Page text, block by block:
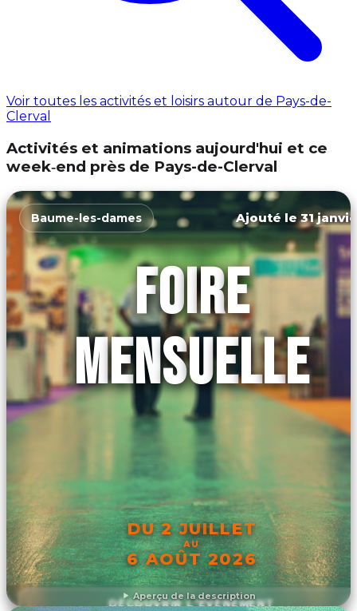
Voir toutes les activités et loisirs autour de Pays-de-
Clerval
Activités et animations aujourd'hui et ce
week‑end près de Pays-de-Clerval
Aperçu de la description
Baume-les-dames Ajouté le 31
FOIRE
MENSUELLE
DU 2 JUILLET
AU
6 AOÛT 2026
DÉCOUVRIR L'ÉVÉNEMENT